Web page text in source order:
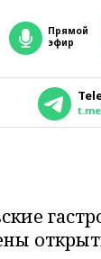
прямой
эфир